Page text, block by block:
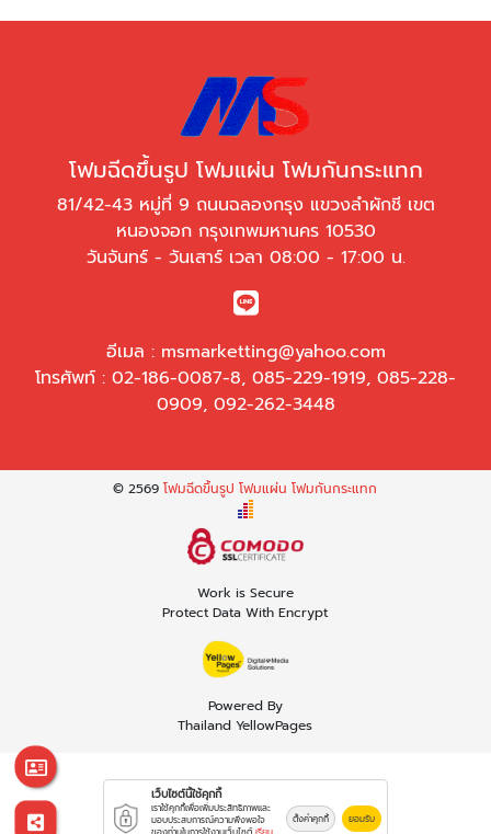
โฟมฉีดขึ้นรูป โฟมแผ่น โฟมกันกระแทก
81/42-43 หมู่ที่ 9 ถนนฉลองกรุง แขวงลำผักชี เขต
หนองจอก กรุงเทพมหานคร 10530
วันจันทร์ - วันเสาร์ เวลา 08:00 - 17:00 น.
อีเมล : msmarketting@yahoo.com
โทรศัพท์ : 02-186-0087-8, 085-229-1919, 085-228-
0909, 092-262-3448
© 2569โฟมฉีดขึ้นรูป โฟมแผ่น โฟมกันกระแทก
Work is Secure
Protect Data With Encrypt
Powered By
Thailand YellowPages
เว็บไซต์นี้ใช้คุกกี้
เราใช้คุกกี้เพื่อเพิ่มประสิทธิภาพและ
มอบประสบการณ์ความพึงพอใจ
ตั้งค่าคุกกี้ ยอมรับ